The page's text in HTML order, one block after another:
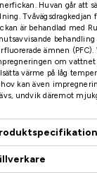
Huvan går att
Tvåvägsdragkedjan
är behandlad med
ämnen
om vattnet
värme på låg
kan även
undvik däremot